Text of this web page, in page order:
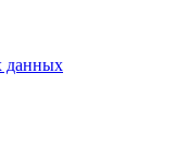
данных